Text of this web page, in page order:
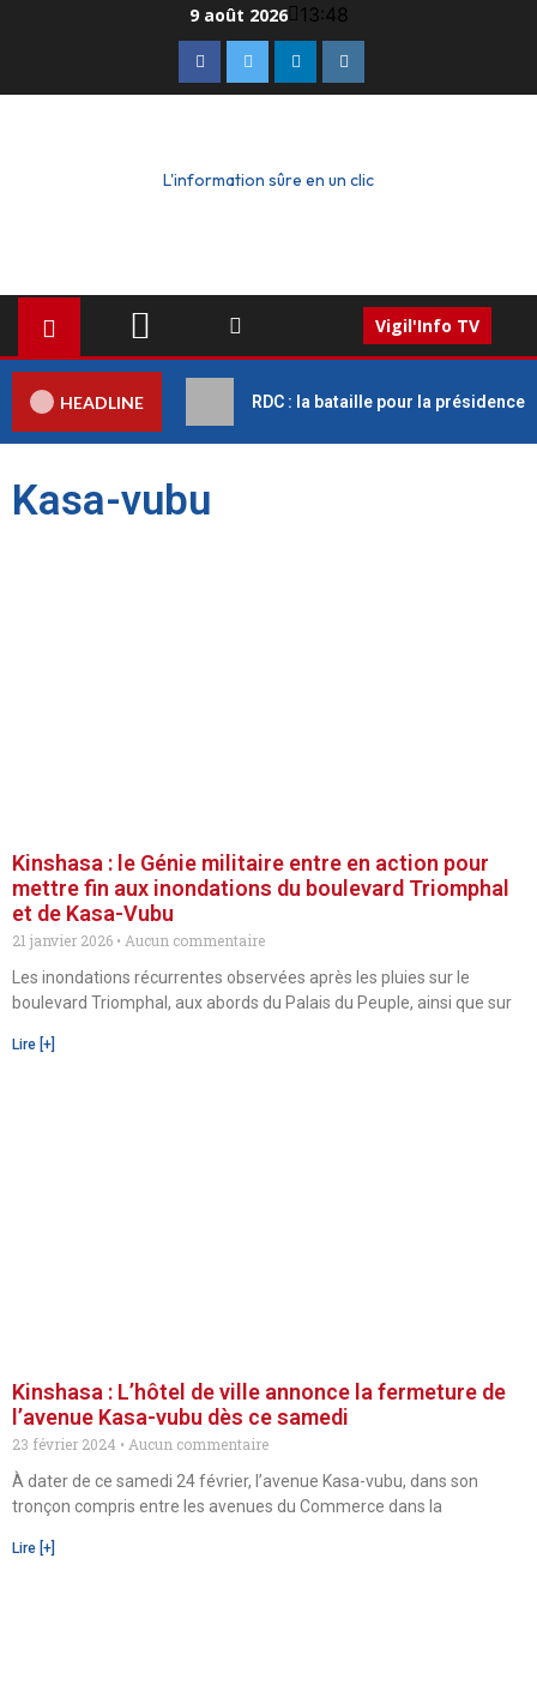
9 août 2026 13:48
L'information sûre en un clic
Vigil'Info TV
HEADLINE RDC : la bataille pour la présidence
Kasa-vubu
Kinshasa : le Génie militaire entre en action pour
mettre fin aux inondations du boulevard Triomphal
et de Kasa-Vubu
21 janvier 2026
Aucun commentaire
Les inondations récurrentes observées après les pluies sur le
boulevard Triomphal, aux abords du Palais du Peuple, ainsi que sur
Lire [+]
Kinshasa : L’hôtel de ville annonce la fermeture de
l’avenue Kasa-vubu dès ce samedi
23 février 2024
Aucun commentaire
À dater de ce samedi 24 février, l’avenue Kasa-vubu, dans son
tronçon compris entre les avenues du Commerce dans la
Lire [+]